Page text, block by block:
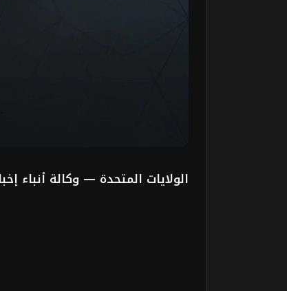
الولايات المتحدة — وكالة أنباء